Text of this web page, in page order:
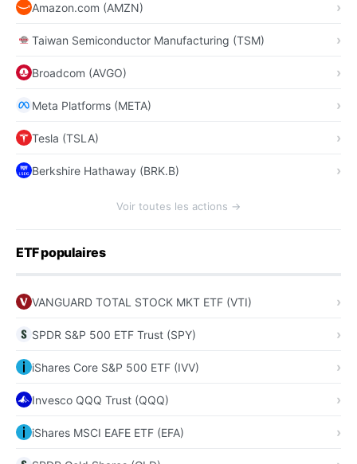
Amazon.com (AMZN)
Taiwan Semiconductor Manufacturing (TSM)
Broadcom (AVGO)
Meta Platforms (META)
Tesla (TSLA)
Berkshire Hathaway (BRK.B)
Voir toutes les actions →
ETF populaires
VANGUARD TOTAL STOCK MKT ETF (VTI)
SPDR S&P 500 ETF Trust (SPY)
iShares Core S&P 500 ETF (IVV)
Invesco QQQ Trust (QQQ)
iShares MSCI EAFE ETF (EFA)